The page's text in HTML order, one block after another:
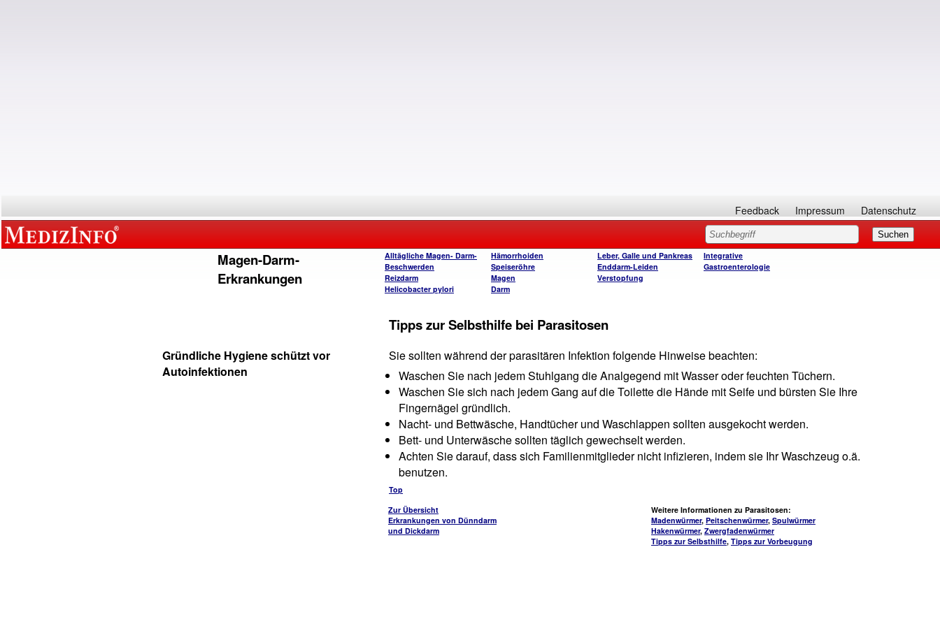
Feedback Impressum Datenschutz
Magen-Darm-
Erkrankungen
Alltägliche Magen- Darm-
Beschwerden
Reizdarm
Helicobacter pylori
Hämorrhoiden
Speiseröhre
Magen
Darm
Leber, Galle und Pankreas
Enddarm-Leiden
Verstopfung
Integrative
Gastroenterologie
Tipps zur Selbsthilfe bei Parasitosen
Gründliche Hygiene schützt vor
Autoinfektionen
Sie sollten während der parasitären Infektion folgende Hinweise beachten:
Waschen Sie nach jedem Stuhlgang die Analgegend mit Wasser oder feuchten Tüchern.
Waschen Sie sich nach jedem Gang auf die Toilette die Hände mit Seife und bürsten Sie Ihre
Fingernägel gründlich.
Nacht- und Bettwäsche, Handtücher und Waschlappen sollten ausgekocht werden.
Bett- und Unterwäsche sollten täglich gewechselt werden.
Achten Sie darauf, dass sich Familienmitglieder nicht infizieren, indem sie Ihr Waschzeug o.ä.
benutzen.
Top
Zur Übersicht
Erkrankungen von Dünndarm
und Dickdarm
Weitere Informationen zu Parasitosen:
Madenwürmer, Peitschenwürmer, Spulwürmer
Hakenwürmer, Zwergfadenwürmer
Tipps zur Selbsthilfe, Tipps zur Vorbeugung